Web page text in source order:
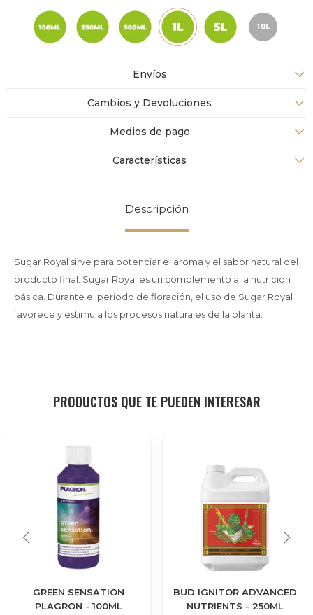
Envíos
Cambios y Devoluciones
Medios de pago
Características
Descripción
Sugar Royal sirve para potenciar el aroma y el sabor natural del
producto final. Sugar Royal es un complemento a la nutrición
básica. Durante el periodo de floración, el uso de Sugar Royal
favorece y estimula los procesos naturales de la planta.
PRODUCTOS QUE TE PUEDEN INTERESAR
GREEN SENSATION
PLAGRON - 100ML
BUD IGNITOR ADVANCED
NUTRIENTS - 250ML